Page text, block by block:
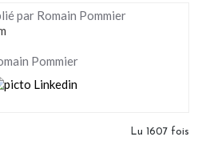
par Romain Pommier
Pommier
Lu 1607 fois